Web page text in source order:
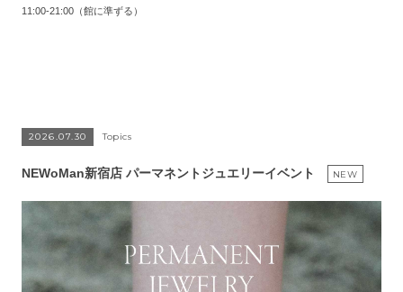
11:00-21:00（館に準ずる）
2026.07.30 Topics
NEWoMan新宿店 パーマネントジュエリーイベント NEW